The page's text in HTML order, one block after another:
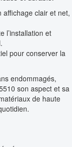
affichage clair et net,
l’installation et
pour conserver la
endommagés,
son aspect et sa
de haute